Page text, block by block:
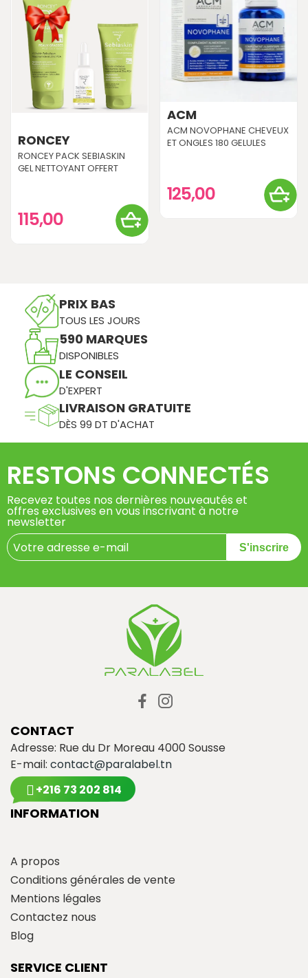
RONCEY
RONCEY PACK SEBIASKIN
GEL NETTOYANT OFFERT
115,00
ACM
ACM NOVOPHANE CHEVEUX
ET ONGLES 180 GELULES
125,00
PRIX BAS
TOUS LES JOURS
590 MARQUES
DISPONIBLES
LE CONSEIL
D'EXPERT
LIVRAISON GRATUITE
DÈS 99 DT D'ACHAT
RESTONS CONNECTÉS
Recevez toutes nos dernières nouveautés et
offres exclusives en vous inscrivant à notre
newsletter
S'inscrire
CONTACT
Adresse: Rue du Dr Moreau 4000 Sousse
E-mail: contact@paralabel.tn
+216 73 202 814
INFORMATION
A propos
Conditions générales de vente
Mentions légales
Contactez nous
Blog
SERVICE CLIENT